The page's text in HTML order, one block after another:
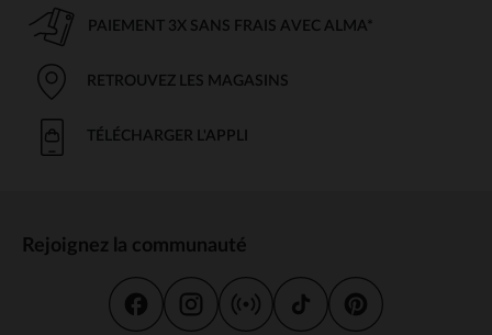
PAIEMENT 3X SANS FRAIS AVEC ALMA*
RETROUVEZ LES MAGASINS
TÉLÉCHARGER L'APPLI
Rejoignez la communauté